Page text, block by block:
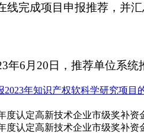
线完成项目申报推荐，并
年6月20日，推荐单位系
2023年知识产权软科学研究项目
度认定高新技术企业市级奖补资
度认定高新技术企业市级奖补资